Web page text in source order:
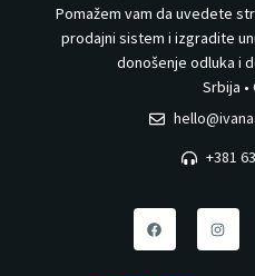
Pomažem vam da uvedete
prodajni sistem i izgradite
donošenje odluka i
Srbija •
+381